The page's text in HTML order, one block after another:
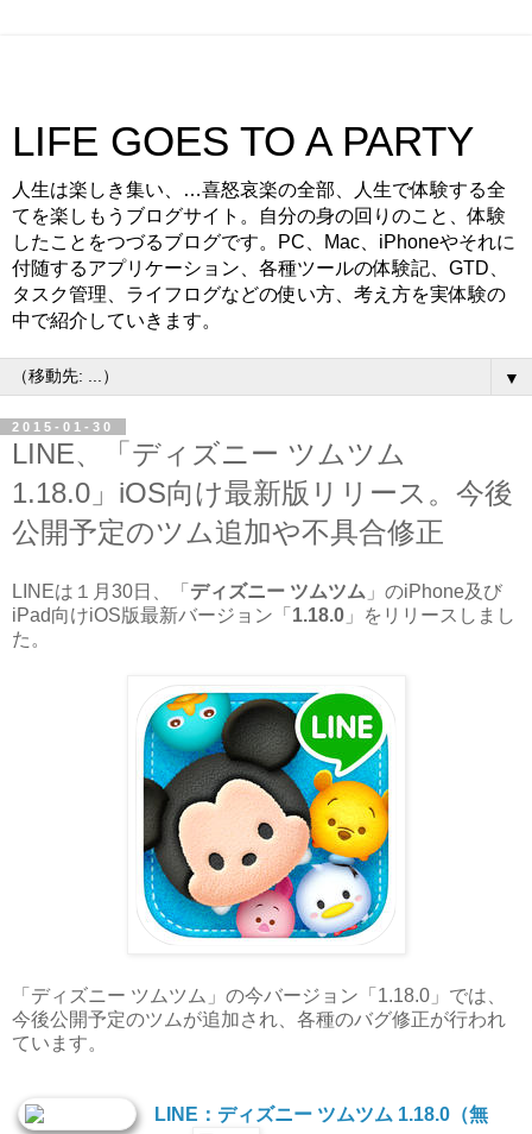
LIFE GOES TO A PARTY
人生は楽しき集い、…喜怒哀楽の全部、人生で体験する全
てを楽しもうブログサイト。自分の身の回りのこと、体験
したことをつづるブログです。PC、Mac、iPhoneやそれに
付随するアプリケーション、各種ツールの体験記、GTD、
タスク管理、ライフログなどの使い方、考え方を実体験の
中で紹介していきます。
▼
2015-01-30
LINE、「ディズニー ツムツム
1.18.0」iOS向け最新版リリース。今後
公開予定のツム追加や不具合修正
LINEは１月30日、「 ディズニー ツムツム 」のiPhone及び
iPad向けiOS版最新バージョン「 1.18.0 」をリリースしまし
た。
「ディズニー ツムツム」の今バージョン「1.18.0」では、
今後公開予定のツムが追加され、各種のバグ修正が行われ
ています。
LINE：ディズニー ツムツム 1.18.0（無